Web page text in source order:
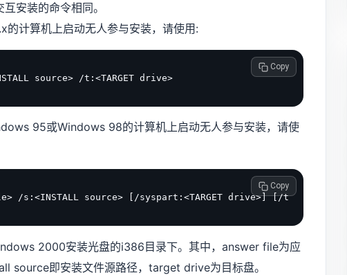
安装的命令相同。
算机上启动无人参与安装，请使用:
winnt /u:<ANSWER file> /s:<INSTALL source> /t:<TARGET drive>
Copy
95或Windows 98的计算机上启动无人参与安装，请使
Copy
2000安装光盘的i386目录下。其中，answer file为应
source即安装文件源路径，target drive为目标盘。